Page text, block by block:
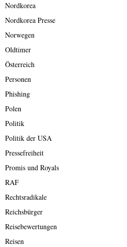
Nordkorea
Nordkorea Presse
Norwegen
Oldtimer
Österreich
Personen
Phishing
Polen
Politik
Politik der USA
Pressefreiheit
Promis und Royals
RAF
Rechtsradikale
Reichsbürger
Reisebewertungen
Reisen